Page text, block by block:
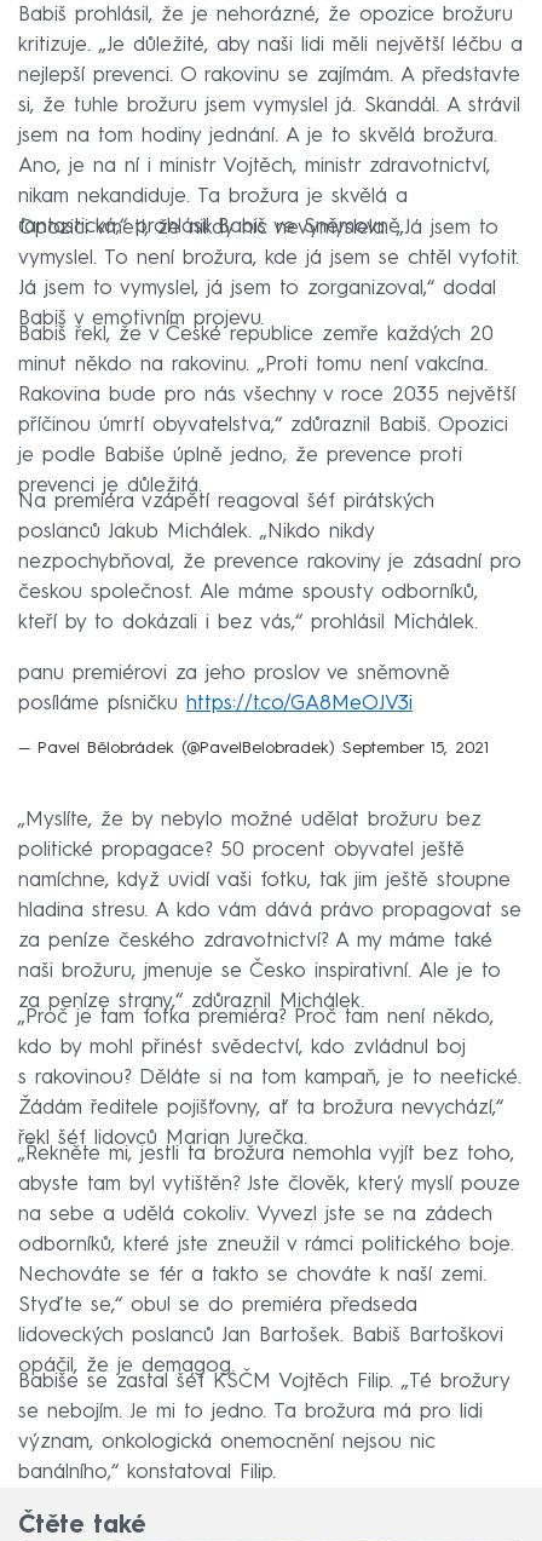
Babiš prohlásil, že je nehorázné, že opozice brožuru
kritizuje. „Je důležité, aby naši lidi měli největší léčbu a
nejlepší prevenci. O rakovinu se zajímám. A představte
si, že tuhle brožuru jsem vymyslel já. Skandál. A strávil
jsem na tom hodiny jednání. A je to skvělá brožura.
Ano, je na ní i ministr Vojtěch, ministr zdravotnictví,
nikam nekandiduje. Ta brožura je skvělá a
fantastická,“ prohlásil Babiš ve Sněmovně.
Opozici vmetl, že nikdy nic nevymyslela. „Já jsem to
vymyslel. To není brožura, kde já jsem se chtěl vyfotit.
Já jsem to vymyslel, já jsem to zorganizoval,“ dodal
Babiš v emotivním projevu.
Babiš řekl, že v České republice zemře každých 20
minut někdo na rakovinu. „Proti tomu není vakcína.
Rakovina bude pro nás všechny v roce 2035 největší
příčinou úmrtí obyvatelstva,“ zdůraznil Babiš. Opozici
je podle Babiše úplně jedno, že prevence proti
prevenci je důležitá.
Na premiéra vzápětí reagoval šéf pirátských
poslanců Jakub Michálek. „Nikdo nikdy
nezpochybňoval, že prevence rakoviny je zásadní pro
českou společnost. Ale máme spousty odborníků,
kteří by to dokázali i bez vás,“ prohlásil Michálek.
panu premiérovi za jeho proslov ve sněmovně
posíláme písničku https://t.co/GA8MeOJV3i
— Pavel Bělobrádek (@PavelBelobradek) September 15, 2021
„Myslíte, že by nebylo možné udělat brožuru bez
politické propagace? 50 procent obyvatel ještě
namíchne, když uvidí vaši fotku, tak jim ještě stoupne
hladina stresu. A kdo vám dává právo propagovat se
za peníze českého zdravotnictví? A my máme také
naši brožuru, jmenuje se Česko inspirativní. Ale je to
za peníze strany,“ zdůraznil Michálek.
„Proč je tam fotka premiéra? Proč tam není někdo,
kdo by mohl přinést svědectví, kdo zvládnul boj
s rakovinou? Děláte si na tom kampaň, je to neetické.
Žádám ředitele pojišťovny, ať ta brožura nevychází,“
řekl šéf lidovců Marian Jurečka.
„Řekněte mi, jestli ta brožura nemohla vyjít bez toho,
abyste tam byl vytištěn? Jste člověk, který myslí pouze
na sebe a udělá cokoliv. Vyvezl jste se na zádech
odborníků, které jste zneužil v rámci politického boje.
Nechováte se fér a takto se chováte k naší zemi.
Styďte se,“ obul se do premiéra předseda
lidoveckých poslanců Jan Bartošek. Babiš Bartoškovi
opáčil, že je demagog.
Babiše se zastal šéf KSČM Vojtěch Filip. „Té brožury
se nebojím. Je mi to jedno. Ta brožura má pro lidi
význam, onkologická onemocnění nejsou nic
banálního,“ konstatoval Filip.
Čtěte také